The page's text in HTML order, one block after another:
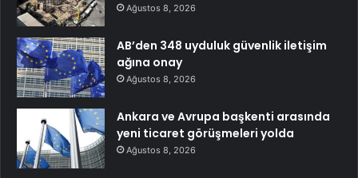
Ağustos 8, 2026
AB’den 348 uyduluk güvenlik iletişim
ağına onay
Ağustos 8, 2026
Ankara ve Avrupa başkenti arasında
yeni ticaret görüşmeleri yolda
Ağustos 8, 2026